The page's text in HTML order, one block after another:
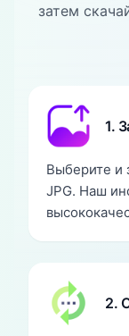
затем
1.
Выберите и
JPG. Наш
2.